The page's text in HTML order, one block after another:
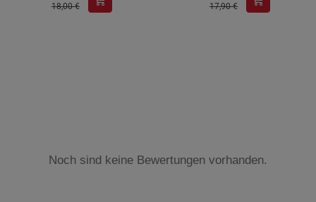
18,00 € 17,90 €
Noch sind keine Bewertungen vorhanden.